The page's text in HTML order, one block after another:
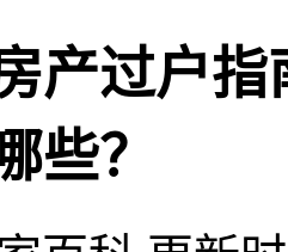
产过户
些？